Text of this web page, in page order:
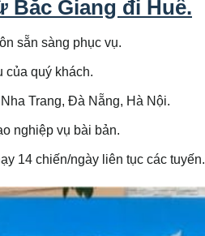
Bắc Giang đi Huế.
sẵn sàng phục vụ.
của quý khách.
Trang, Đà Nẵng, Hà Nội.
nghiệp vụ bài bản.
14 chiến/ngày liên tục các tuyến.